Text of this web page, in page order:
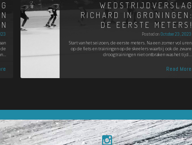
WEDSTRIJDVERSLAG
RICHARD IN GRONINGEN:
DE EERSTE METERS!
Posted on October 23, 2023
Start van het seizoen, de eerste meters. Na een zomer vol uren
op de fiets en trainingen op de skeelers waarbij ook de zware
droogtrainingen niet ontbraken was het tijd…
Read More